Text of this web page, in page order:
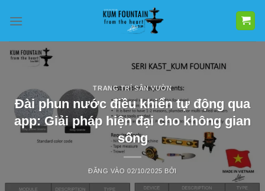
qua
dung
TRANG TRÍ SÂN VƯỜN
Đài phun nước điều khiển tự động qua
app: Giải pháp hiện đại cho không gian
sống
ĐĂNG VÀO02/10/2025 BỞI